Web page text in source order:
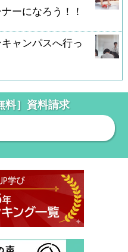
ーになろう！！
ャンパスへ行っ
料］資料請求